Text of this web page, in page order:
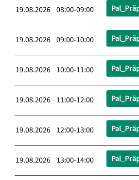
19.08.2026 08:00-09:00
19.08.2026 09:00-10:00
19.08.2026 10:00-11:00
19.08.2026 11:00-12:00
19.08.2026 12:00-13:00
19.08.2026 13:00-14:00